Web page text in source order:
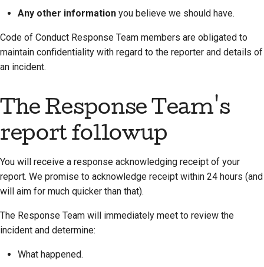
Any other information you believe we should have.
Code of Conduct Response Team members are obligated to
maintain confidentiality with regard to the reporter and details of
an incident.
The Response Team's
report followup
You will receive a response acknowledging receipt of your
report. We promise to acknowledge receipt within 24 hours (and
will aim for much quicker than that).
The Response Team will immediately meet to review the
incident and determine:
What happened.